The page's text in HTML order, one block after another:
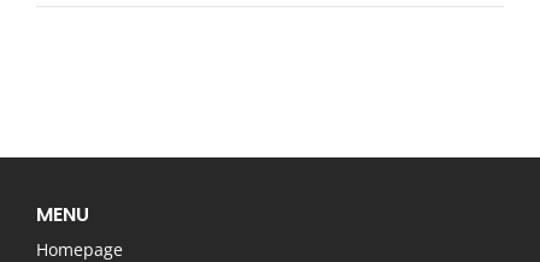
MENU
Homepage